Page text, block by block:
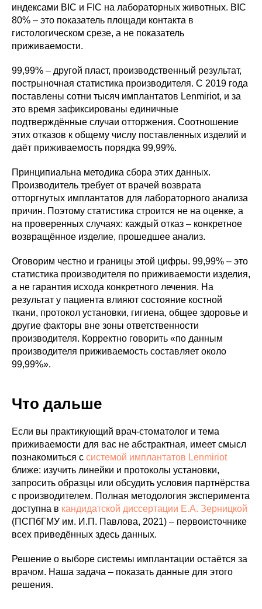
индексами BIC и FIC на лабораторных животных. BIC
80% – это показатель площади контакта в
гистологическом срезе, а не показатель
приживаемости.
99,99% – другой пласт, производственный результат,
пострыночная статистика производителя. С 2019 года
поставлены сотни тысяч имплантатов Lenmiriot, и за
это время зафиксированы единичные
подтверждённые случаи отторжения. Соотношение
этих отказов к общему числу поставленных изделий и
даёт приживаемость порядка 99,99%.
Принципиальна методика сбора этих данных.
Производитель требует от врачей возврата
отторгнутых имплантатов для лабораторного анализа
причин. Поэтому статистика строится не на оценке, а
на проверенных случаях: каждый отказ – конкретное
возвращённое изделие, прошедшее анализ.
Оговорим честно и границы этой цифры. 99,99% – это
статистика производителя по приживаемости изделия,
а не гарантия исхода конкретного лечения. На
результат у пациента влияют состояние костной
ткани, протокол установки, гигиена, общее здоровье и
другие факторы вне зоны ответственности
производителя. Корректно говорить «по данным
производителя приживаемость составляет около
99,99%».
Что дальше
Если вы практикующий врач-стоматолог и тема
приживаемости для вас не абстрактная, имеет смысл
познакомиться с системой имплантатов Lenmiriot
ближе: изучить линейки и протоколы установки,
запросить образцы или обсудить условия партнёрства
с производителем. Полная методология эксперимента
доступна в кандидатской диссертации Е.А. Зерницкой
(ПСПбГМУ им. И.П. Павлова, 2021) – первоисточнике
всех приведённых здесь данных.
Решение о выборе системы имплантации остаётся за
врачом. Наша задача – показать данные для этого
решения.